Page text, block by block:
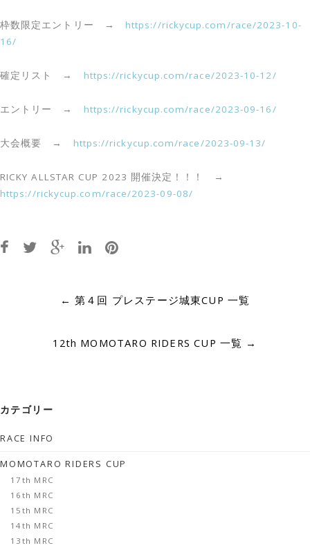
枠数限定エントリー → https://rickycup.com/race/2023-10-
16/
確定リスト → https://rickycup.com/race/2023-10-12/
エントリー → https://rickycup.com/race/2023-09-16/
大会概要 → https://rickycup.com/race/2023-09-13/
RICKY ALLSTAR CUP 2023 開催決定！！！ →
https://rickycup.com/race/2023-09-08/
← 第４回 プレステージ城東CUP 一覧
12th MOMOTARO RIDERS CUP 一覧 →
カテゴリー
RACE INFO
MOMOTARO RIDERS CUP
17th MRC
16th MRC
15th MRC
14th MRC
13th MRC